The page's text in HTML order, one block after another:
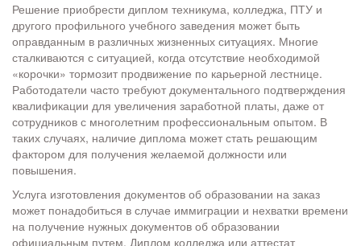
Решение приобрести диплом техникума, колледжа, ПТУ и
другого профильного учебного заведения может быть
оправданным в различных жизненных ситуациях. Многие
сталкиваются с ситуацией, когда отсутствие необходимой
«корочки» тормозит продвижение по карьерной лестнице.
Работодатели часто требуют документального подтверждения
квалификации для увеличения заработной платы, даже от
сотрудников с многолетним профессиональным опытом. В
таких случаях, наличие диплома может стать решающим
фактором для получения желаемой должности или
повышения.
Услуга изготовления документов об образовании на заказ
может понадобиться в случае иммиграции и нехватки времени
на получение нужных документов об образовании
официальным путем. Диплом колледжа или аттестат